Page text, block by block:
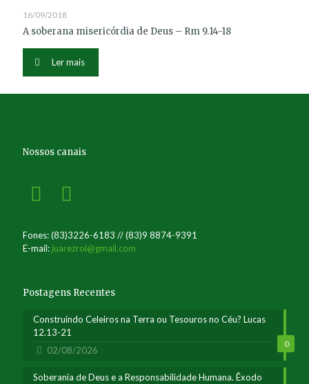
16/09/2018
A soberana misericórdia de Deus – Rm 9.14-18
Ler mais
Nossos canais
Fones: (83)3226-6183 // (83)9 8874-9391
E-mail: juarezrol@gmail.com
Postagens Recentes
0
Construindo Celeiros na Terra ou Tesouros no Céu? Lucas
12.13-21
02/08/2026
Soberania de Deus e a Responsabilidade Humana. Êxodo